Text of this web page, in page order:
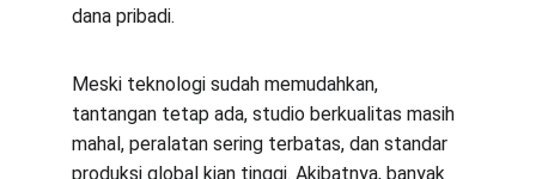
dana pribadi.
Meski teknologi sudah memudahkan,
tantangan tetap ada, studio berkualitas masih
mahal, peralatan sering terbatas, dan standar
produksi global kian tinggi. Akibatnya, banyak